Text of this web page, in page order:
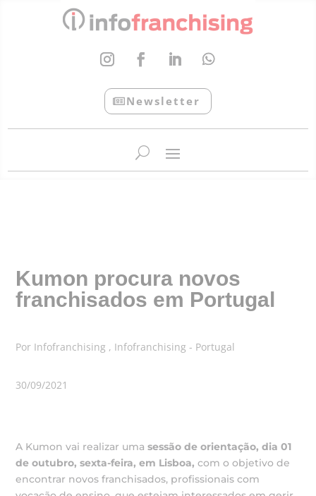
Newsletter
Kumon procura novos
franchisados em Portugal
Por Infofranchising , Infofranchising - Portugal
30/09/2021
A Kumon vai realizar umasessão de orientação, dia 01
de outubro, sexta-feira, em Lisboa,com o objetivo de
encontrar novos franchisados, profissionais com